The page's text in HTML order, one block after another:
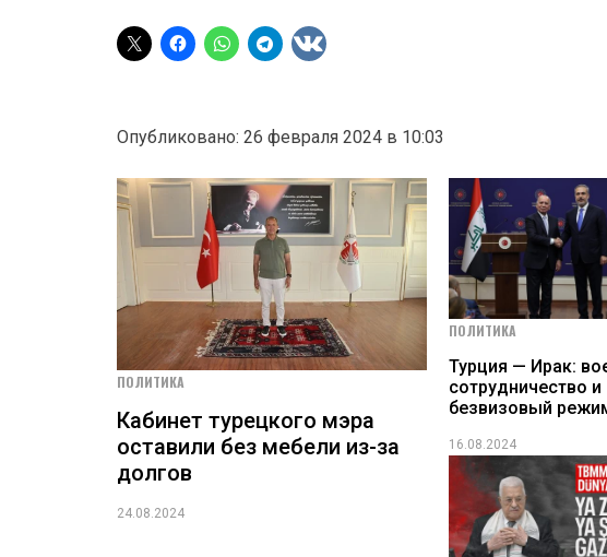
Опубликовано: 26 февраля 2024 в 10:03
ПОЛИТИКА
Кабинет турецкого мэра
оставили без мебели из-за
долгов
24.08.2024
ПОЛИТИКА
Турция — Ирак:
сотрудничество и
безвизовый
16.08.2024